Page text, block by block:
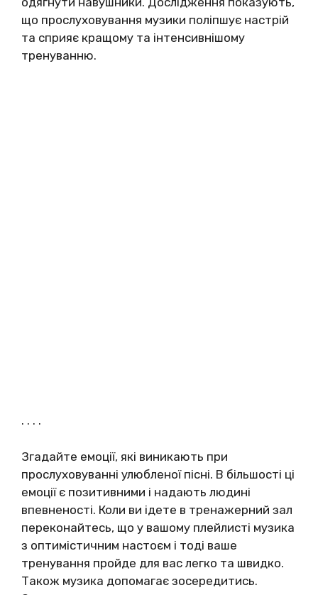
що прослуховування музики поліпшує настрій
та сприяє кращому та інтенсивнішому
тренуванню.
. . . .
Згадайте емоції, які виникають при
прослуховуванні улюбленої пісні. В більшості ці
емоції є позитивними і надають людині
впевненості. Коли ви ідете в тренажерний зал
переконайтесь, що у вашому плейлисті музика
з оптимістичним настоєм і тоді ваше
тренування пройде для вас легко та швидко.
Також музика допомагає зосередитись.